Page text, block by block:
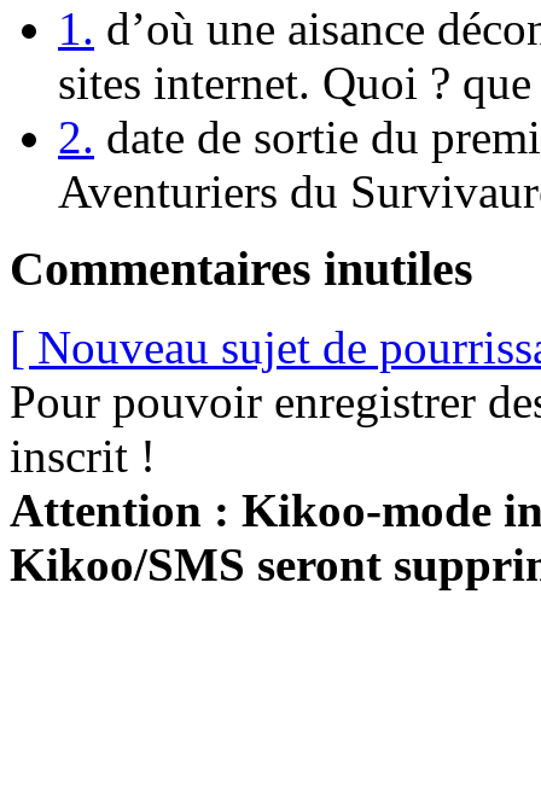
1. d’où une aisance
sites internet. Quoi ?
2. date de sortie du
Aventuriers du
Commentaires inutiles
[ Nouveau sujet de
Pour pouvoir enregistrer
inscrit !
Attention : Kikoo-mode
Kikoo/SMS seront